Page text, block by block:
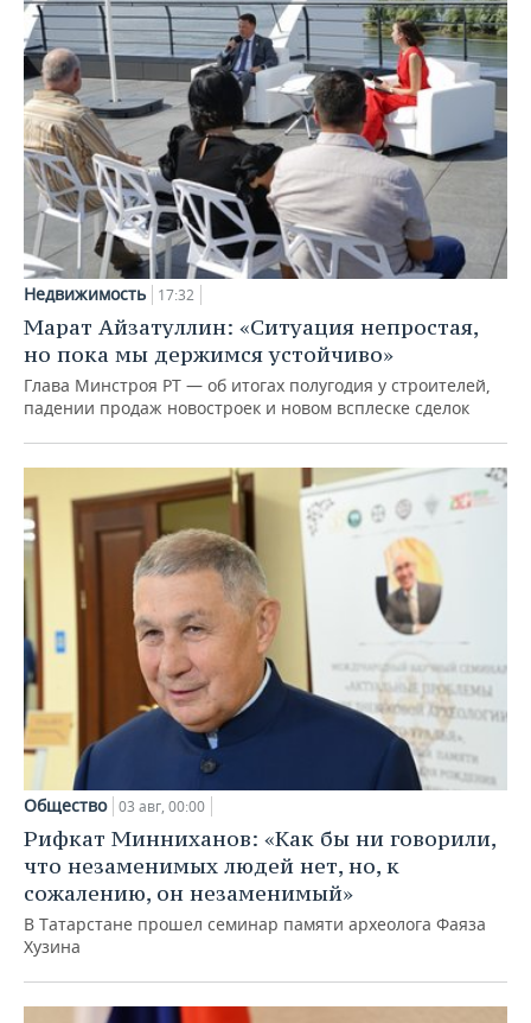
Недвижимость 17:32
Марат Айзатуллин: «Ситуация непростая,
но пока мы держимся устойчиво»
Глава Минстроя РТ — об итогах полугодия у строителей,
падении продаж новостроек и новом всплеске сделок
Общество 03 авг, 00:00
Рифкат Минниханов: «Как бы ни говорили,
что незаменимых людей нет, но, к
сожалению, он незаменимый»
В Татарстане прошел семинар памяти археолога Фаяза
Хузина